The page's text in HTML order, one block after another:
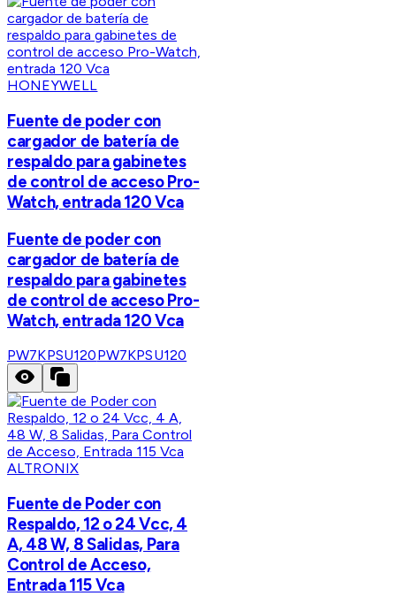
HONEYWELL
Fuente de poder con
cargador de batería de
respaldo para gabinetes
de control de acceso Pro-
Watch, entrada 120 Vca
Fuente de poder con
cargador de batería de
respaldo para gabinetes
de control de acceso Pro-
Watch, entrada 120 Vca
PW7KPSU120PW7KPSU120
ALTRONIX
Fuente de Poder con
Respaldo, 12 o 24 Vcc, 4
A, 48 W, 8 Salidas, Para
Control de Acceso,
Entrada 115 Vca